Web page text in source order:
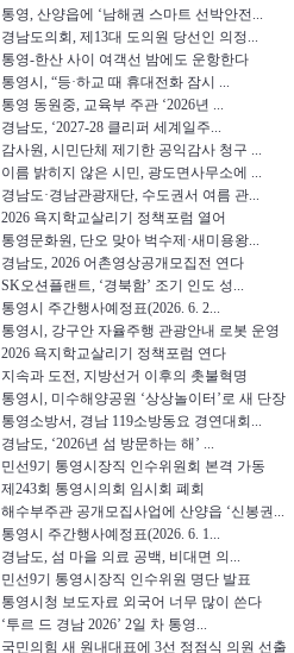
통영, 산양읍에 ‘남해권 스마트 선박안전...
경남도의회, 제13대 도의원 당선인 의정...
통영-한산 사이 여객선 밤에도 운항한다
통영시, “등·하교 때 휴대전화 잠시 ...
통영 동원중, 교육부 주관 ‘2026년 ...
경남도, ‘2027-28 클리퍼 세계일주...
감사원, 시민단체 제기한 공익감사 청구 ...
이름 밝히지 않은 시민, 광도면사무소에 ...
경남도·경남관광재단, 수도권서 여름 관...
2026 욕지학교살리기 정책포럼 열어
통영문화원, 단오 맞아 벅수제·새미용왕...
경남도, 2026 어촌영상공개모집전 연다
SK오션플랜트, ‘경북함’ 조기 인도 성...
통영시 주간행사예정표(2026. 6. 2...
통영시, 강구안 자율주행 관광안내 로봇 운영
2026 욕지학교살리기 정책포럼 연다
지속과 도전, 지방선거 이후의 촛불혁명
통영시, 미수해양공원 ‘상상놀이터’로 새 단장
통영소방서, 경남 119소방동요 경연대회...
경남도, ‘2026년 섬 방문하는 해’ ...
민선9기 통영시장직 인수위원회 본격 가동
제243회 통영시의회 임시회 폐회
해수부주관 공개모집사업에 산양읍 ‘신봉권...
통영시 주간행사예정표(2026. 6. 1...
경남도, 섬 마을 의료 공백, 비대면 의...
민선9기 통영시장직 인수위원 명단 발표
통영시청 보도자료 외국어 너무 많이 쓴다
‘투르 드 경남 2026’ 2일 차 통영...
국민의힘 새 원내대표에 3선 정점식 의원 선출